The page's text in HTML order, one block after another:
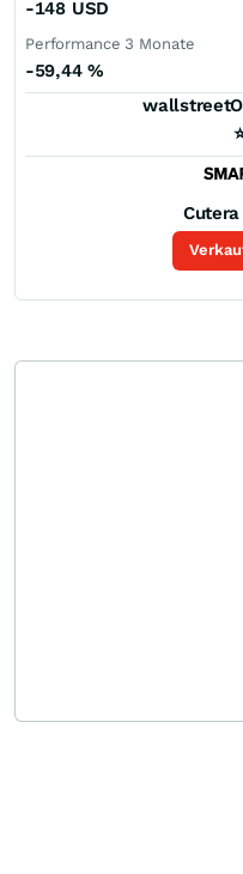
-148 USD
Performance 3 Monate
-59,44 %
Cutera